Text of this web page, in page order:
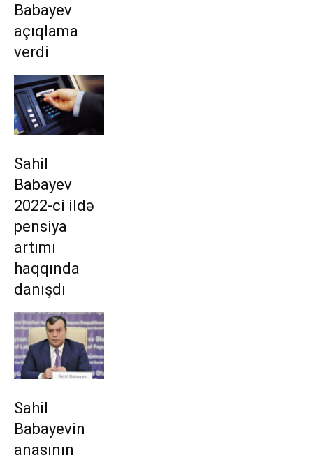
Babayev
açıqlama
verdi
Sahil
Babayev
2022-ci ildə
pensiya
artımı
haqqında
danışdı
Sahil
Babayevin
anasının